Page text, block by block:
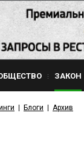
ЗАКОН
Блоги Архив